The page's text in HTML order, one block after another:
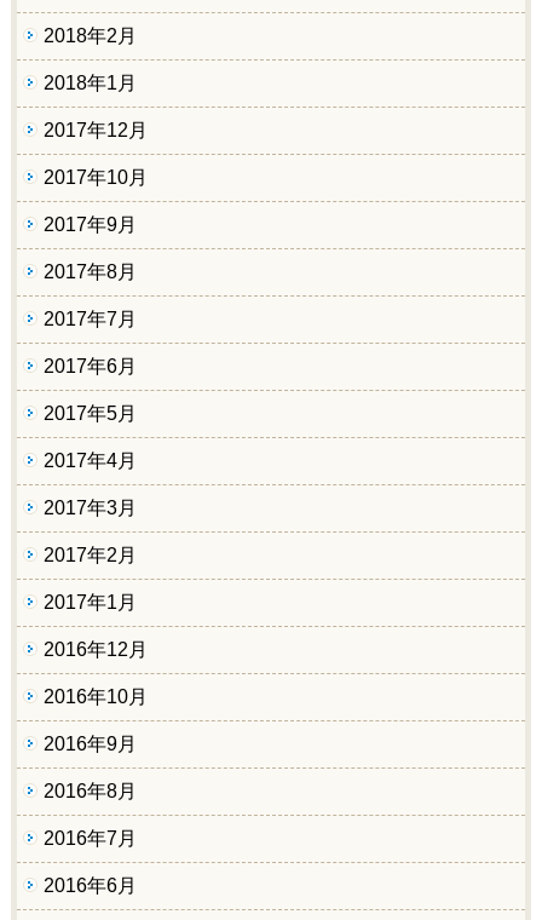
2018年2月
2018年1月
2017年12月
2017年10月
2017年9月
2017年8月
2017年7月
2017年6月
2017年5月
2017年4月
2017年3月
2017年2月
2017年1月
2016年12月
2016年10月
2016年9月
2016年8月
2016年7月
2016年6月